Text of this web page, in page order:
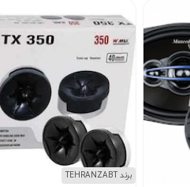
برند TEHRANZABT